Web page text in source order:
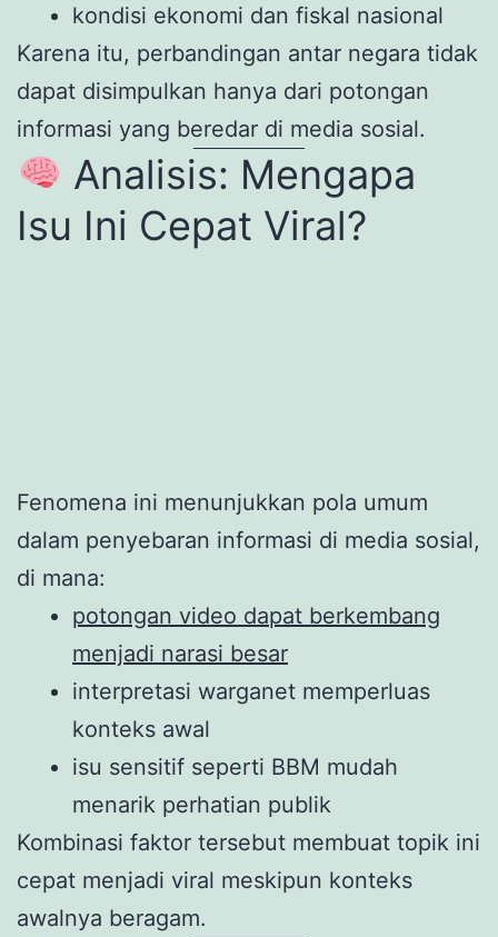
kondisi ekonomi dan fiskal nasional
Karena itu, perbandingan antar negara tidak
dapat disimpulkan hanya dari potongan
informasi yang beredar di media sosial.
Analisis: Mengapa
Isu Ini Cepat Viral?
Fenomena ini menunjukkan pola umum
dalam penyebaran informasi di media sosial,
di mana:
potongan video dapat berkembang
menjadi narasi besar
interpretasi warganet memperluas
konteks awal
isu sensitif seperti BBM mudah
menarik perhatian publik
Kombinasi faktor tersebut membuat topik ini
cepat menjadi viral meskipun konteks
awalnya beragam.